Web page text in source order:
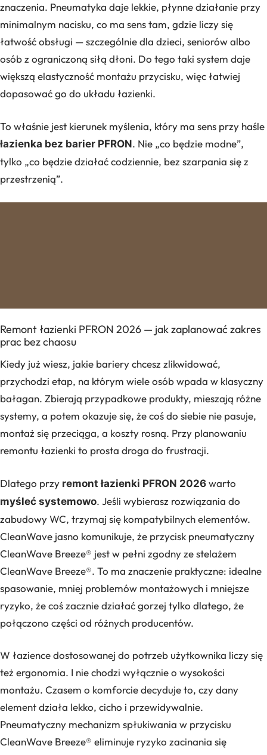
znaczenia. Pneumatyka daje lekkie, płynne działanie przy
minimalnym nacisku, co ma sens tam, gdzie liczy się
łatwość obsługi — szczególnie dla dzieci, seniorów albo
osób z ograniczoną siłą dłoni. Do tego taki system daje
większą elastyczność montażu przycisku, więc łatwiej
dopasować go do układu łazienki.
To właśnie jest kierunek myślenia, który ma sens przy haśle
łazienka bez barier PFRON. Nie „co będzie modne”,
tylko „co będzie działać codziennie, bez szarpania się z
przestrzenią”.
Remont łazienki PFRON 2026 — jak zaplanować zakres
prac bez chaosu
Kiedy już wiesz, jakie bariery chcesz zlikwidować,
przychodzi etap, na którym wiele osób wpada w klasyczny
bałagan. Zbierają przypadkowe produkty, mieszają różne
systemy, a potem okazuje się, że coś do siebie nie pasuje,
montaż się przeciąga, a koszty rosną. Przy planowaniu
remontu łazienki to prosta droga do frustracji.
Dlatego przy remont łazienki PFRON 2026 warto
myśleć systemowo. Jeśli wybierasz rozwiązania do
zabudowy WC, trzymaj się kompatybilnych elementów.
CleanWave jasno komunikuje, że przycisk pneumatyczny
CleanWave Breeze® jest w pełni zgodny ze stelażem
CleanWave Breeze®. To ma znaczenie praktyczne: idealne
spasowanie, mniej problemów montażowych i mniejsze
ryzyko, że coś zacznie działać gorzej tylko dlatego, że
połączono części od różnych producentów.
W łazience dostosowanej do potrzeb użytkownika liczy się
też ergonomia. I nie chodzi wyłącznie o wysokości
montażu. Czasem o komforcie decyduje to, czy dany
element działa lekko, cicho i przewidywalnie.
Pneumatyczny mechanizm spłukiwania w przycisku
CleanWave Breeze® eliminuje ryzyko zacinania się